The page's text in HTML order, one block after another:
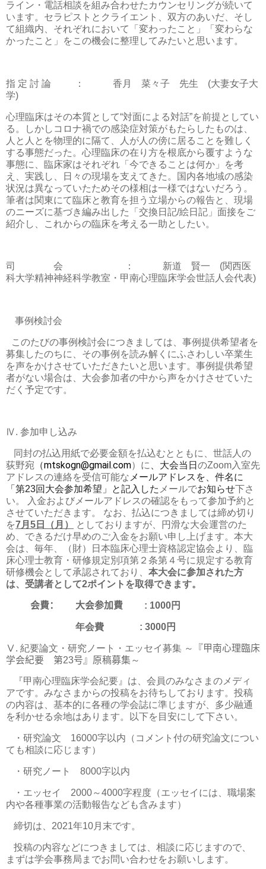
ライン・電話相談を組み合わせたカウンセリングが続いて
います。セラピストとクライエント、双方のあいだ、そし
て組織内、それぞれにおいて「変わったこと」「変わらな
かったこと」をこの機会に整理してみたいと思います。
指 定 討 論 ： 香月 菜々子 先生 (大妻女子大
学)
心理臨床はその本質として“対面による対話”を前提としてい
る。しかしコロナ禍での感染症対策がもたらしたものは、
人と人とを物理的に隔て、人が人の傍に居ることを難しく
する事態だった。心理臨床の在り方を根底から覆すような
事態に、臨床家はそれぞれ「今できることは何か」を考
え、実践し、日々の現場を支えてきた。国内各地域の感染
状況は異なっていたためその様相は一様ではないだろう。
筆者は関東にて臨床と教育を担う立場からの報告と、現場
のニーズに基づき編み出した「交換日記/絵日記」面接をご
紹介し、これからの臨床を考える一助としたい。
司 会 ： 新道 賢一 (関西医
科大学精神神経科学教室・甲南心理臨床学会世話人会代表)
事例検討会
このたびの事例検討会につきましては、事例提供希望者を
募集したのちに、その事例を読み解くにふさわしい卒業生
を声をかけさせていただきたいと思います。事例提供希望
者がない場合は、大会参加者の中から声をかけさせていた
だく予定です。
Ⅳ. 参加申し込み
同封の払込用紙で必要金額を払込むとともに、世話人の
荻野宛 （mtskogn@gmail.com）に 、大会当日 のZoom入室先
アドレスの連絡を受信可能な メールアドレスを、件名に
「第23回大会参加希望」と記入した メールでお知らせ下さ
い。 入金およびメールアドレスの確認をもって参加予約と
させていただきます。 なお、払込につきましては締め切り
を7月 5 日（月） としておりますが、円滑な大会運営のた
め、できるだけ早めのご入金をお願い申し上げます。本大
会は、毎年、（財）日本臨床心理士資格認定協会より、臨
床心理士教育・研修規定別項第２条第４号に規定する教育
研修機会として承認されており、 本大会に参加された方
は、受講者として2ポイントを取得できます。
会費： 大会参加費 : 1000円
年会費 : 3000円
Ⅴ . 紀要論文・研究ノート・エッセイ募集 ～
『甲南心理臨床
学会紀要 第23号』原稿募集 ～
『甲南心理臨床学会紀要』は、会員のみなさまのメディ
アです。みなさまからの投稿をお待ちしております。投稿
の内容は、基本的に各種の学会誌に準じますが、多少融通
を利かせる余地はあります。以下を目安にして下さい。
・研究論文 16000字以内（コメント付の研究論文につい
ても相談に応じます）
・研究ノート8000字以内
・エッセイ 2000～4000字程度（エッセイには、職場案
内や各種事業の活動報告なども含みます）
締切は、 2021年10月末です。
投稿の内容などにつきましては、相談に応じますので、
まずは学会事務局までお問い合わせをお願いします。